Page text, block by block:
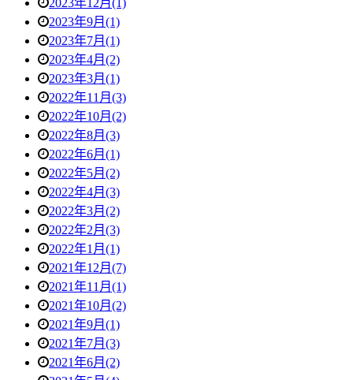
2023年12月(1)
2023年9月(1)
2023年7月(1)
2023年4月(2)
2023年3月(1)
2022年11月(3)
2022年10月(2)
2022年8月(3)
2022年6月(1)
2022年5月(2)
2022年4月(3)
2022年3月(2)
2022年2月(3)
2022年1月(1)
2021年12月(7)
2021年11月(1)
2021年10月(2)
2021年9月(1)
2021年7月(3)
2021年6月(2)